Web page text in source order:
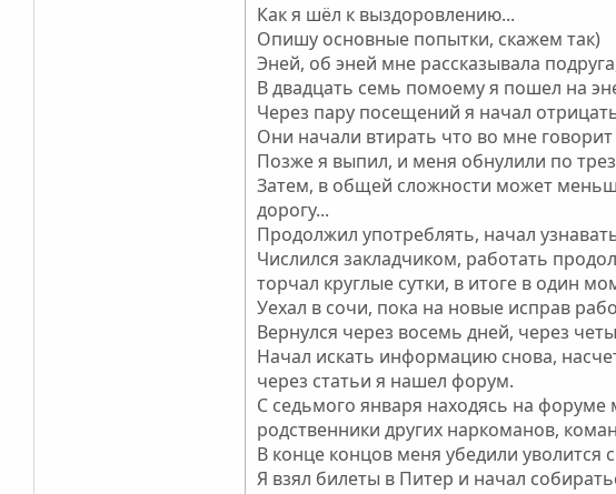
Как я шёл к выздоровлению...
Опишу основные попытки, скажем так)
Эней, об эней мне рассказывала
В двадцать семь помоему я пошел на
Через пару посещений я начал
Они начали втирать что во мне
Позже я выпил, и меня обнулили по
Затем, в общей сложности может
дорогу...
Продолжил употреблять, начал
Числился закладчиком, работать
торчал круглые сутки, в итоге в один
Уехал в сочи, пока на новые исправ
Вернулся через восемь дней, через
Начал искать информацию снова,
через статьи я нашел форум.
С седьмого января находясь на
родственники других наркоманов,
В конце концов меня убедили
Я взял билеты в Питер и начал